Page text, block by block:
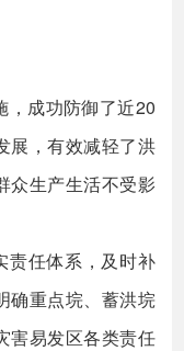
，成功防御了近20
展，有效减轻了洪
众生产生活不受影
责任体系，及时补
确重点垸、蓄洪垸
害易发区各类责任